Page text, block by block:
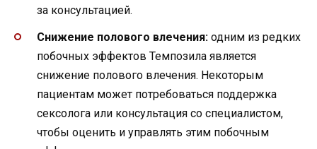
за консультацией.
Снижение полового влечения: одним из редких
побочных эффектов Темпозила является
снижение полового влечения. Некоторым
пациентам может потребоваться поддержка
сексолога или консультация со специалистом,
чтобы оценить и управлять этим побочным